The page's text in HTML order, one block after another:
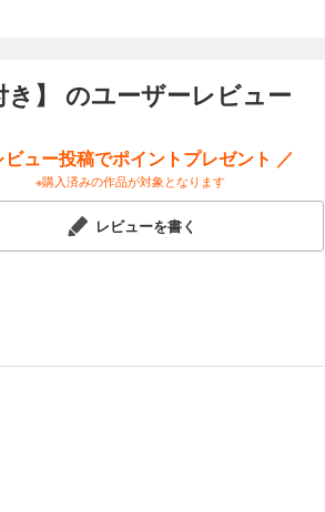
】 のユーザーレビュー
ビュー投稿でポイントプレゼント ／
※購入済みの作品が対象となります
レビューを書く